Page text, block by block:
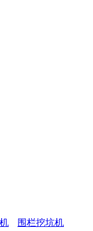
围栏挖坑机